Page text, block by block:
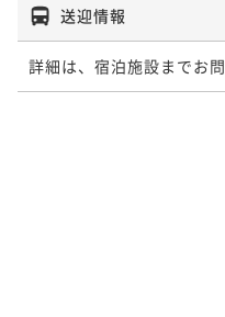
送迎情報
詳細は、宿泊施設までお